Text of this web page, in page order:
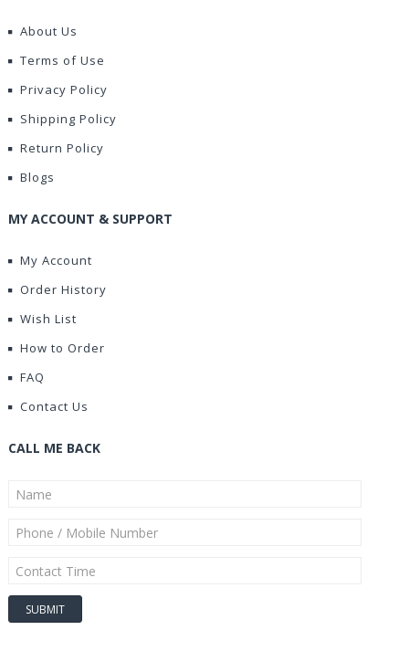
About Us
Terms of Use
Privacy Policy
Shipping Policy
Return Policy
Blogs
MY ACCOUNT & SUPPORT
My Account
Order History
Wish List
How to Order
FAQ
Contact Us
CALL ME BACK